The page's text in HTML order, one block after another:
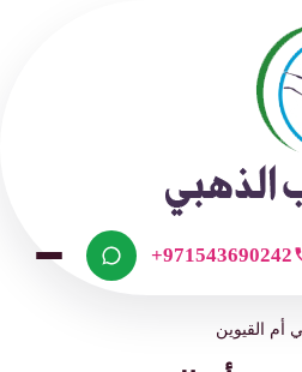
+971543690242
القيوين